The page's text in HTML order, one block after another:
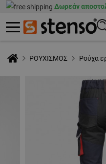
Δωρεάν
ΡΟΥΧΙΣΜΟΣ Ρούχα